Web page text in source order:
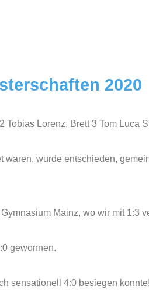
2020
Tobias Lorenz, Brett 3 Tom Luca
wurde entschieden,
Mainz, wo wir mit 1:3
gewonnen.
sensationell 4:0 besiegen konnte!